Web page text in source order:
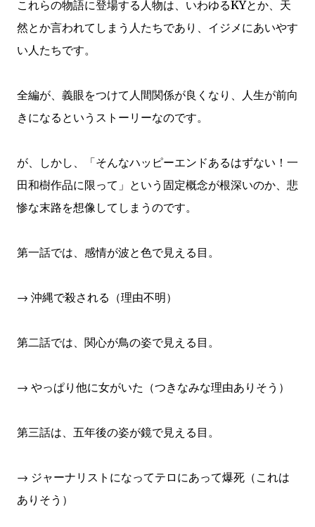
これらの物語に登場する人物は、いわゆるKYとか、天
然とか言われてしまう人たちであり、イジメにあいやす
い人たちです。
全編が、義眼をつけて人間関係が良くなり、人生が前向
きになるというストーリーなのです。
が、しかし、「そんなハッピーエンドあるはずない！一
田和樹作品に限って」という固定概念が根深いのか、悲
惨な末路を想像してしまうのです。
第一話では、感情が波と色で見える目。
→ 沖縄で殺される（理由不明）
第二話では、関心が鳥の姿で見える目。
→ やっぱり他に女がいた（つきなみな理由ありそう）
第三話は、五年後の姿が鏡で見える目。
→ ジャーナリストになってテロにあって爆死（これは
ありそう）